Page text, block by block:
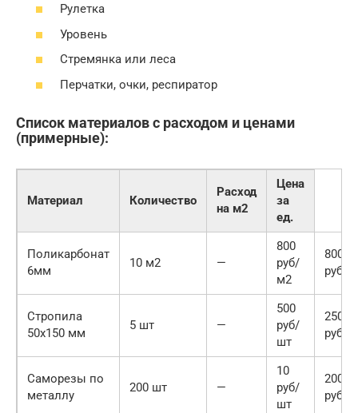
Рулетка
Уровень
Стремянка или леса
Перчатки, очки, респиратор
Список материалов с расходом и ценами
(примерные):
Материал Количество
Расход
на м2
Цена
за
ед.
Поликарбонат
6мм
10 м2 —
800
руб/
м2
8000
руб
Стропила
50х150 мм
5 шт —
500
руб/
шт
2500
руб
Саморезы по
металлу
200 шт —
10
руб/
шт
2000
руб